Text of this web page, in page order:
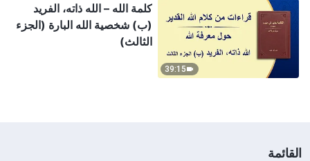
39:15
كلمة الله – الله ذاته، الفريد
(ب) شخصية الله البارة (الجزء
الثالث)
القائمة